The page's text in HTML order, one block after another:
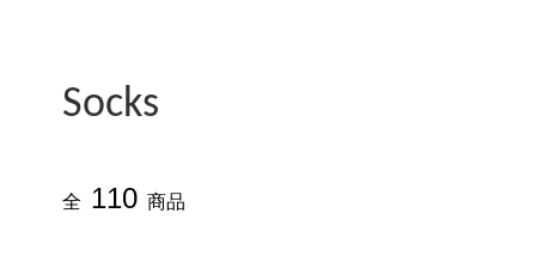
Socks
全 110 商品